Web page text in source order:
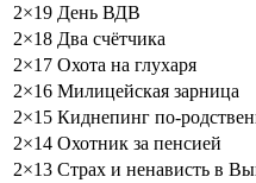
2×19 День ВДВ
2×18 Два счётчика
2×17 Охота на глухаря
2×16 Милицейская зарница
2×15 Киднепинг по-
2×14 Охотник за пенсией
2×13 Страх и ненависть в